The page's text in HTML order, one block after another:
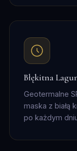
Błękitna
Geotermalne
maska z białą
po każdym